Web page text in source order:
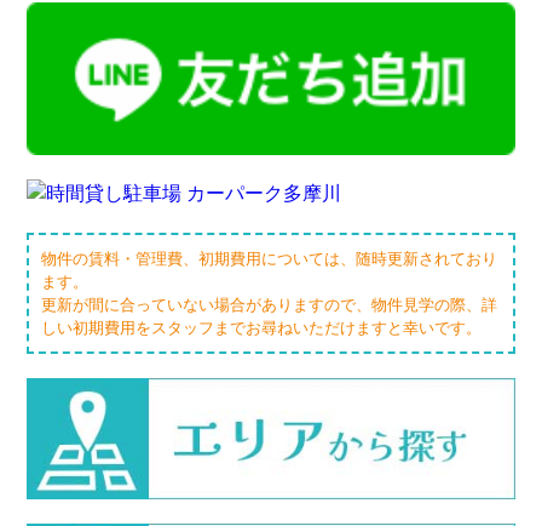
物件の賃料・管理費、初期費用については、随時更新されており
ます。
更新が間に合っていない場合がありますので、物件見学の際、詳
しい初期費用をスタッフまでお尋ねいただけますと幸いです。